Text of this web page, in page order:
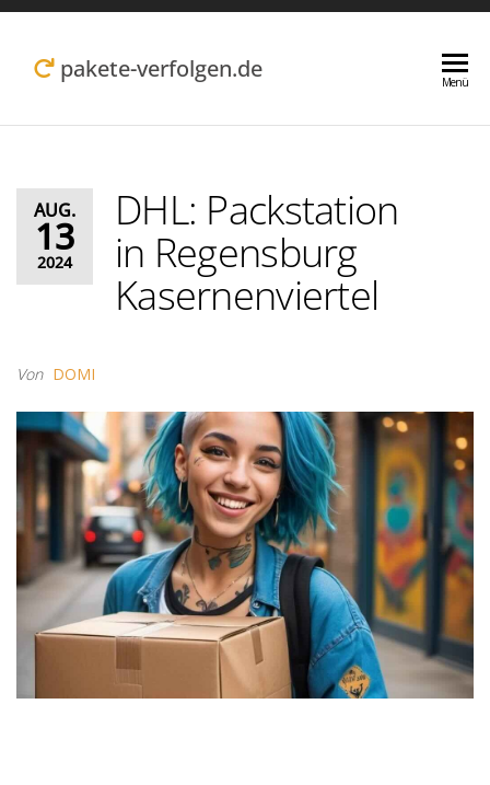
Zum
Inhalt pakete-verfolgen.de Menü
AUG.
13
2024
DHL: Packstation
in Regensburg
Kasernenviertel
Von DOMI